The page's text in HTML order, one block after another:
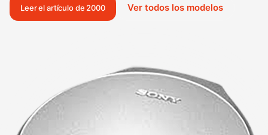
Leer el artículo de 2000 Ver todos los modelos